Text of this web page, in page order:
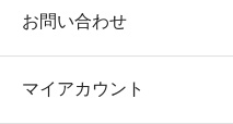
お問い合わせ
マイアカウント